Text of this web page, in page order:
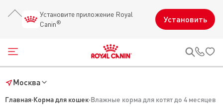
Установите приложение Royal
Canin® Установить
Открыть меню
Главная·Корма для кошек·Влажные корма для котят до 4 месяцев
Москва